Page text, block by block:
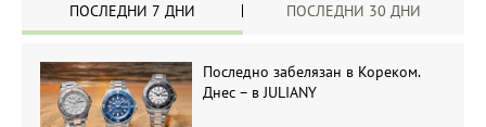
ПОСЛЕДНИ 7 ДНИ ПОСЛЕДНИ 30 ДНИ
Последно забелязан в Кореком.
Днес – в JULIANY